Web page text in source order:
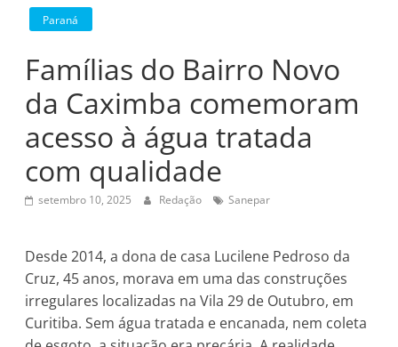
Paraná
Famílias do Bairro Novo
da Caximba comemoram
acesso à água tratada
com qualidade
setembro 10, 2025 Redação Sanepar
Desde 2014, a dona de casa Lucilene Pedroso da
Cruz, 45 anos, morava em uma das construções
irregulares localizadas na Vila 29 de Outubro, em
Curitiba. Sem água tratada e encanada, nem coleta